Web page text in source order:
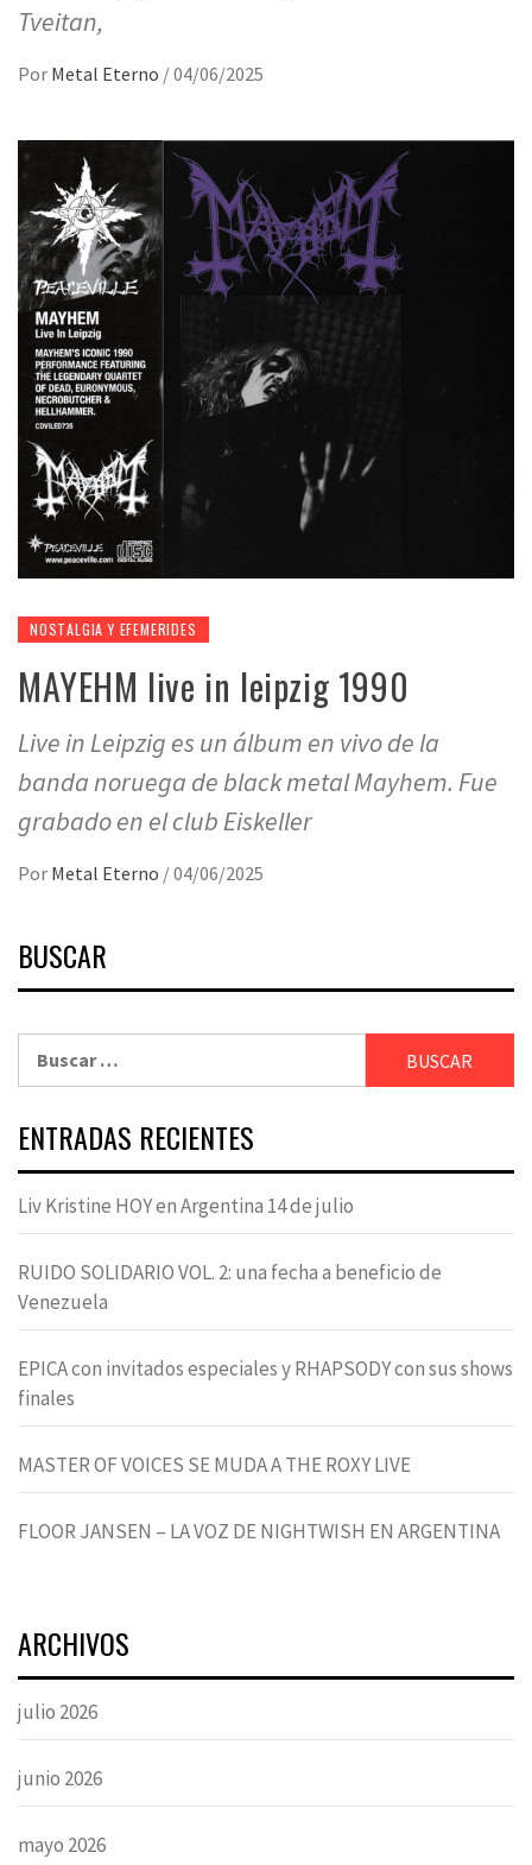
Tveitan,
Por Metal Eterno /04/06/2025
NOSTALGIA Y EFEMERIDES
MAYEHM live in leipzig 1990
Live in Leipzig es un álbum en vivo de la
banda noruega de black metal Mayhem. Fue
grabado en el club Eiskeller
Por Metal Eterno /04/06/2025
BUSCAR
ENTRADAS RECIENTES
Liv Kristine HOY en Argentina 14 de julio
RUIDO SOLIDARIO VOL. 2: una fecha a beneficio de
Venezuela
EPICA con invitados especiales y RHAPSODY con sus shows
finales
MASTER OF VOICES SE MUDA A THE ROXY LIVE
FLOOR JANSEN – LA VOZ DE NIGHTWISH EN ARGENTINA
ARCHIVOS
julio 2026
junio 2026
mayo 2026